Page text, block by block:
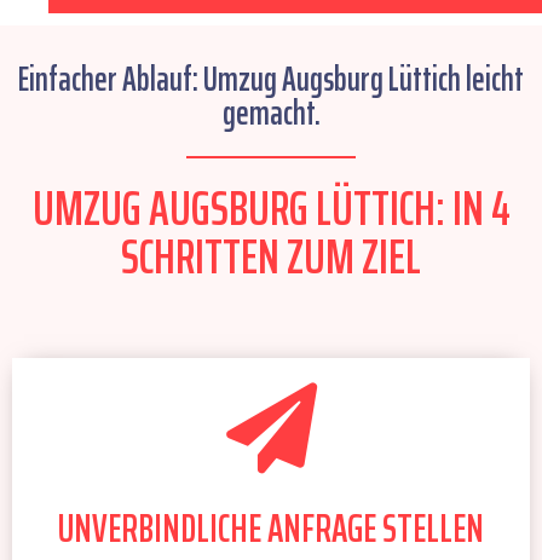
Einfacher Ablauf: Umzug Augsburg Lüttich leicht
gemacht.
UMZUG AUGSBURG LÜTTICH: IN 4
SCHRITTEN ZUM ZIEL
UNVERBINDLICHE ANFRAGE STELLEN